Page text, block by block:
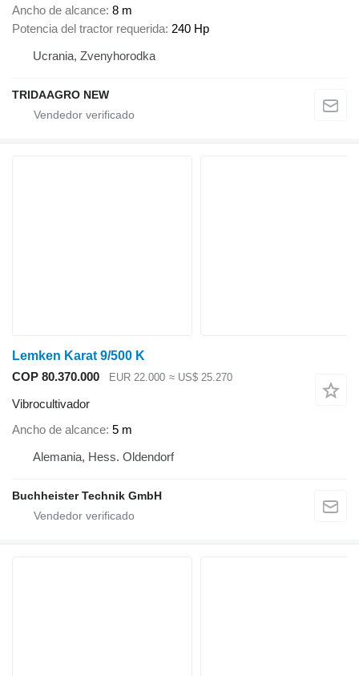
Ancho de alcance 8 m
Potencia del tractor requerida 240 Hp
Ucrania, Zvenyhorodka
TRIDAAGRO NEW
Lemken Karat 9/500 K
COP 80.370.000
EUR 22.000 ≈ US$ 25.270
Vibrocultivador
Ancho de alcance 5 m
Alemania, Hess. Oldendorf
Buchheister Technik GmbH